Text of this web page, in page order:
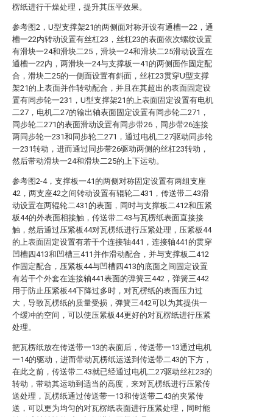
楞纸进行干燥处理，提升其压平效果。
参考图2，U型支撑架21的两侧面对称开设有通槽一22，通
槽一22内转动设置有丝杠23，丝杠23的表面依次螺纹设置
有滑块一24和滑块二25，滑块一24和滑块二25滑动设置在
通槽一22内，两滑块一24与支撑板一41的两侧面作固定配
合，滑块二25的一侧面设置有斜面，丝杠23贯穿U型支撑
架21的上表面并作转动配合，并且在其超出的表面固定设
置有同步轮一231，U型支撑架21的上表面固定设置有电机
二27，电机二27的输出轴表面固定设置有同步轮二271，
同步轮二271的表面滑动设置有同步带26，同步带26连接
两同步轮一231和同步轮二271，通过电机二27驱动同步轮
一231转动，进而通过同步带26驱动两侧的丝杠23转动，
然后带动滑块一24和滑块二25的上下运动。
参考图2-4，支撑板一41的两侧对称固定设置有两组支座
42，两支座42之间转动设置有辊轮二431，传送带二43滑
动设置在两辊轮二431的表面，同时与支撑板二412和压紧
板44的外表面相接触，传送带二43与瓦楞纸表面直接接
触，然后通过压紧板44对瓦楞纸进行压紧处理，压紧板44
的上表面固定设置有若干个连接轴441，连接轴441的贯穿
凹槽四413和凹槽三411并作滑动配合，并与支撑板二412
作固定配合，压紧板44与凹槽四413的底面之间固定设置
有若干个外套在连接轴441表面的弹簧三442，弹簧三442
用于防止压紧板44下降过多时，对瓦楞纸的表面压力过
大，导致瓦楞纸的质量受损，弹簧三442可以为其提供一
个缓冲的空间，可以使压紧板44更好的对瓦楞纸进行压紧
处理。
把瓦楞纸放在传送带一13的表面后，传送带一13通过电机
一14的驱动，进而带动瓦楞纸运送到传送带二43的下方，
在此之前，传送带二43就已经通过电机二27驱动丝杠23的
转动，带动其运动到适当的高度，来对瓦楞纸进行压紧传
送处理，瓦楞纸通过传送带一13和传送带二43的夹紧传
送，可以更为均匀的对瓦楞纸表面进行压紧处理，同时能